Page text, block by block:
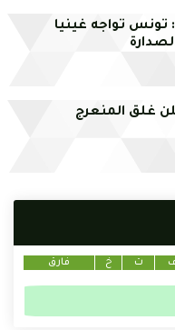
تونس تواجه غينيا
غلق المنعرج
ت خ فارق